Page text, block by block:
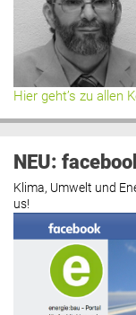
Hier geht’s zu allen
NEU:
Klima, Umwelt und
us!